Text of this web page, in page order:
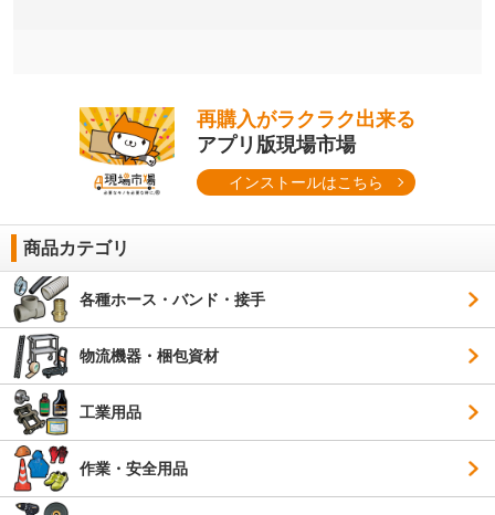
再購入がラクラク出来る
アプリ版現場市場
インストールはこちら
商品カテゴリ
各種ホース・バンド・接手
物流機器・梱包資材
工業用品
作業・安全用品